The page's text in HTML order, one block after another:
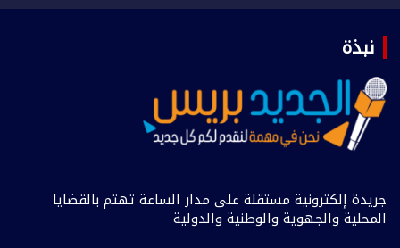
نبذة
جريدة إلكترونية مستقلة على مدار الساعة تهتم بالقضايا
المحلية والجهوية والوطنية والدولية